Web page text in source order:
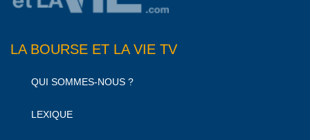
LA BOURSE ET LA VIE TV
QUI SOMMES-NOUS ?
LEXIQUE